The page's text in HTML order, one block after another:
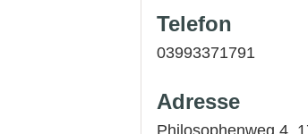
Telefon
03993371791
Adresse
Philosophenweg 4,